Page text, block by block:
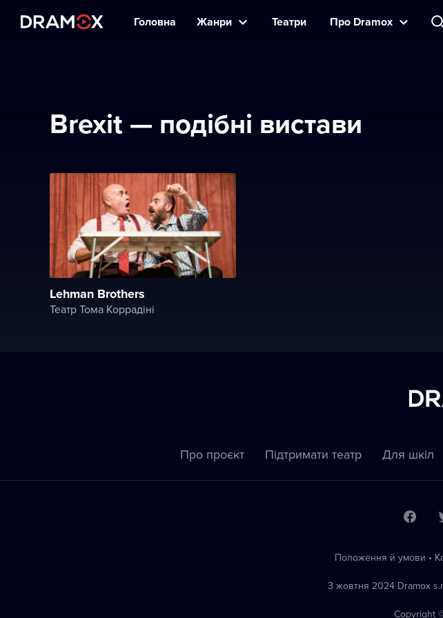
Головна Жанри Театри Прo Dramox
Brexit — подібні вистави
Lehman Brothers
Театр Тома Коррадіні
Про проєкт Підтримати театр Для шкіл
Положення й умови •
З жовтня 2024 Dramox
Copyright